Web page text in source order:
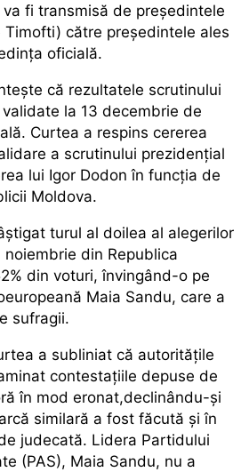
fi transmisă de președintele
Timofti) către președintele ales
oficială.
că rezultatele scrutinului
la 13 decembrie de
Curtea a respins cererea
a scrutinului prezidențial
lui Igor Dodon în funcția de
Moldova.
turul al doilea al alegerilor
din Republica
din voturi, învingând-o pe
Maia Sandu, care a
sufragii.
a subliniat că autoritățile
contestațiile depuse de
în mod eronat,declinându-și
similară a fost făcută și în
judecată. Lidera Partidului
(PAS), Maia Sandu, nu a